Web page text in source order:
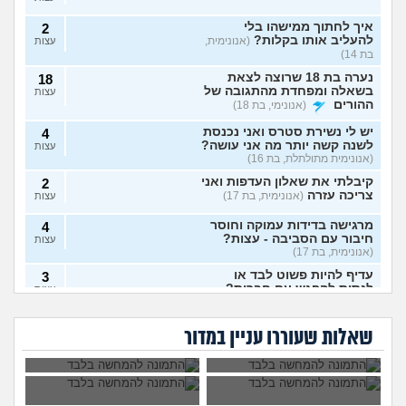
איך לחתוך ממישהו בלי
להעליב אותו בקלות? (אנונימית,
בת 14)
2
עצות
נערה בת 18 שרוצה לצאת
בשאלה ומפחדת מהתגובה של
ההורים
(אנונימי, בת 18)
18
עצות
יש לי נשירת סטרס ואני נכנסת
לשנה קשה יותר מה אני עושה?
(אנונימית מתולתלת, בת 16)
4
עצות
קיבלתי את שאלון העדפות ואני
צריכה עזרה (אנונימית, בת 17)
2
עצות
מרגישה בדידות עמוקה וחוסר
חיבור עם הסביבה - עצות?
(אנונימית, בת 17)
4
עצות
עדיף להיות פשוט לבד או
לנסות להפגש עם חברות?
3
עצות
האם לפרוש מהכינור?
(nono, בת 15)
איך לומר להורים שאני רוצה
להיות חילוני?
(אהרן, בן 17)
9
שאלות שעוררו עניין במדור
האם כל בני האדם
צאצאים?
האם לצאת למסע
איך לפרוש מהבית
אמר שמסובך יותר
הם רואים ישר
לחתונה, זה לגיטימי או
לא?